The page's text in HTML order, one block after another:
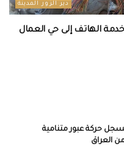
دير الزور المدينة
تعيد خدمة الهاتف إلى حي العمال
حركة عبور متنامية
العراق